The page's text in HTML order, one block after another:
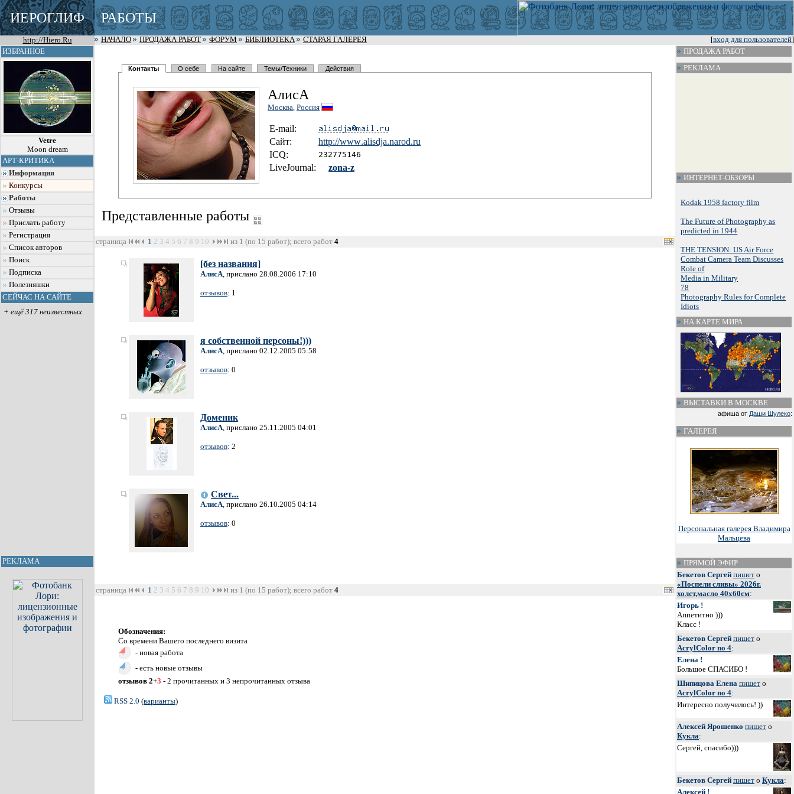
ИЕРОГЛИФ РАБОТЫ
http://Hiero.Ru [вход для пользователей]
НАЧАЛО ПРОДАЖА РАБОТ ФОРУМ БИБЛИОТЕКА
СТАРАЯ ГАЛЕРЕЯ
ИЗБРАННОЕ
Vetre
Moon dream
АРТ-КРИТИКА
Информация
Конкурсы
Работы
Отзывы
Прислать работу
Регистрация
Список авторов
Поиск
Подписка
Полезняшки
СЕЙЧАС НА САЙТЕ
+ ещё 317 неизвестных
РЕКЛАМА
Контакты О себе На сайте Темы/Техники Действия
АлисА
Москва, Россия
E-mail:
Сайт:
http://www.alisdja.narod.ru
ICQ: 232775146
LiveJournal: zona-z
Представленные работы
страница 1 2 3 4 5 6 7 8 9 10 из 1 (по 15 работ); всего работ 4
[без названия]
АлисА, прислано 28.08.2006 17:10
отзывов: 1
я собственной персоны!)))
АлисА, прислано 02.12.2005 05:58
отзывов: 0
Доменик
АлисА, прислано 25.11.2005 04:01
отзывов: 2
Свет...
АлисА, прислано 26.10.2005 04:14
отзывов: 0
страница 1 2 3 4 5 6 7 8 9 10 из 1 (по 15 работ); всего работ 4
Обозначения:
Со времени Вашего последнего визита
- новая работа
- есть новые отзывы
отзывов 2+3 - 2 прочитанных и 3 непрочитанных отзыва
RSS 2.0 (варианты)
ПРОДАЖА РАБОТ
РЕКЛАМА
ИНТЕРНЕТ-ОБЗОРЫ
Kodak 1958 factory film
The Future of Photography as
predicted in 1944
THE TENSION: US Air Force
Combat Camera Team Discusses
Role of
Media in Military
78
Photography Rules for Complete
Idiots
НА КАРТЕ МИРА
ВЫСТАВКИ В МОСКВЕ
афиша от Даши Шулеко:
ГАЛЕРЕЯ
Персональная галерея Владимира
Мальцева
ПРЯМОЙ ЭФИР
Бекетов Сергей пишет о
«Поспели сливы» 2026г.
холст,масло 40х60см:
Игорь !
Аппетитно )))
Класс !
Бекетов Сергей пишет о
AcrylColor no 4:
Елена !
Большое СПАСИБО !
Шипицова Елена пишет о
AcrylColor no 4:
Интересно получилось! ))
Алексей Ярошенко пишет о
Кукла:
Сергей, спасибо)))
Бекетов Сергей пишет о Кукла:
Алексей !